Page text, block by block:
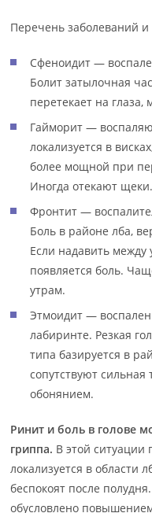
Перечень заболеваний
Сфеноидит —
Болит затылочная
перетекает на
Гайморит —
локализуется в
более мощной при
Иногда отекают щеки.
Фронтит —
Боль в районе лба,
Если надавить между
появляется боль.
утрам.
Этмоидит —
лабиринте. Резкая
типа базируется в
сопутствуют
обонянием.
Ринит и боль в голове
гриппа. В этой ситуации
локализуется в области
беспокоят после
обусловлено